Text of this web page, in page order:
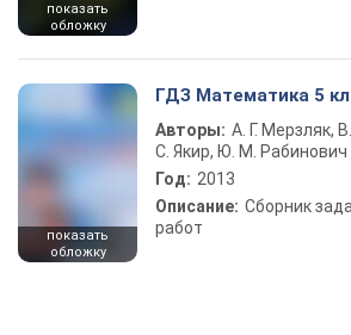
показать
обложку
показать
обложку
ГДЗ Математика 5
Авторы: А. Г. Мерзляк,
С. Якир, Ю. М. Рабинович
Год: 2013
Описание: Сборник
работ